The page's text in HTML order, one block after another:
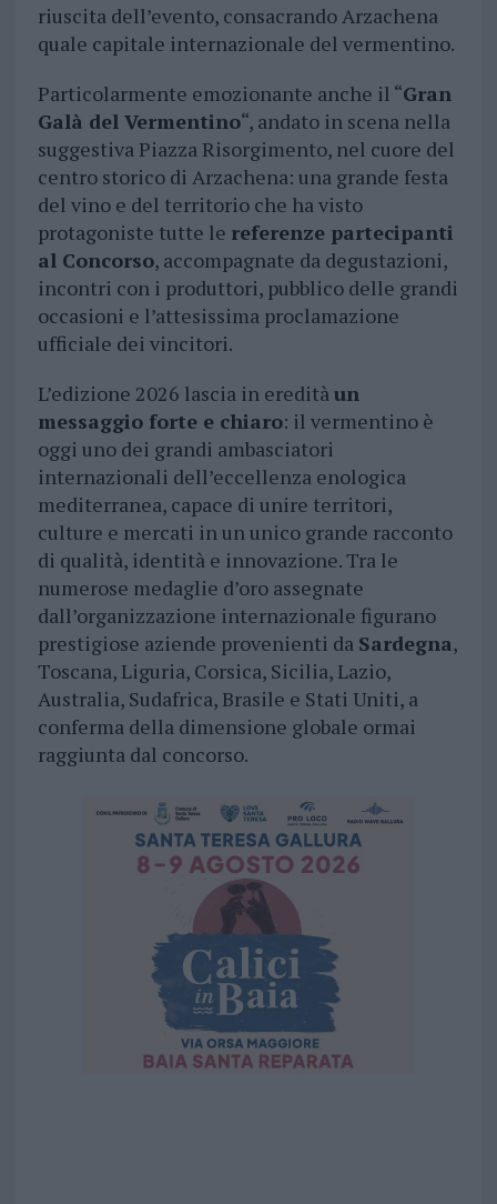
riuscita dell’evento, consacrando Arzachena
quale capitale internazionale del vermentino.
Particolarmente emozionante anche il “Gran
Galà del Vermentino“, andato in scena nella
suggestiva Piazza Risorgimento, nel cuore del
centro storico di Arzachena: una grande festa
del vino e del territorio che ha visto
protagoniste tutte le referenze partecipanti
al Concorso, accompagnate da degustazioni,
incontri con i produttori, pubblico delle grandi
occasioni e l’attesissima proclamazione
ufficiale dei vincitori.
L’edizione 2026 lascia in ereditàun
messaggio forte e chiaro: il vermentino è
oggi uno dei grandi ambasciatori
internazionali dell’eccellenza enologica
mediterranea, capace di unire territori,
culture e mercati in un unico grande racconto
di qualità, identità e innovazione. Tra le
numerose medaglie d’oro assegnate
dall’organizzazione internazionale figurano
prestigiose aziende provenienti da Sardegna,
Toscana, Liguria, Corsica, Sicilia, Lazio,
Australia, Sudafrica, Brasile e Stati Uniti, a
conferma della dimensione globale ormai
raggiunta dal concorso.